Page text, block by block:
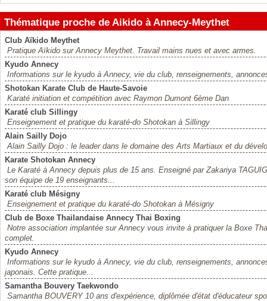
Thématique proche de Aikido à Annecy-Meythet
Club Aïkido Meythet
Pratique Aïkido sur Annecy Meythet. Travail mains nues et avec armes.
Kyudo Annecy
Informations sur le kyudo à Annecy, vie du club, renseignements,
Shotokan Karate Club de Haute-Savoie
Karaté initiation et compétition avec Raymon Dumont 6ème Dan
Karaté club Sillingy
Enseignement et pratique du karaté-do Shotokan à Sillingy
Alain Sailly Dojo
Alain Sailly Dojo : le leader dans le domaine des Arts Martiaux et du
Karate Shotokan Annecy
Le Karaté à Annecy depuis plus de 15 ans. Enseigné par Zakariya
son équipe de 19 enseignants...
Karaté club Mésigny
Enseignement et pratique du karaté-do Shotokan à Mésigny
Club de Boxe Thailandaise Annecy Thai Boxing
Notre association implantée sur Annecy vous invite à pratiquer la Boxe
complet.
Kyudo Annecy
Informations sur le kyudo à Annecy, vie du club, renseignements,
japonais. Cette pratique...
Samantha Bouvery Taekwondo
Samantha BOUVERY 10 ans d'expérience, diplômée d'état d'éducateur